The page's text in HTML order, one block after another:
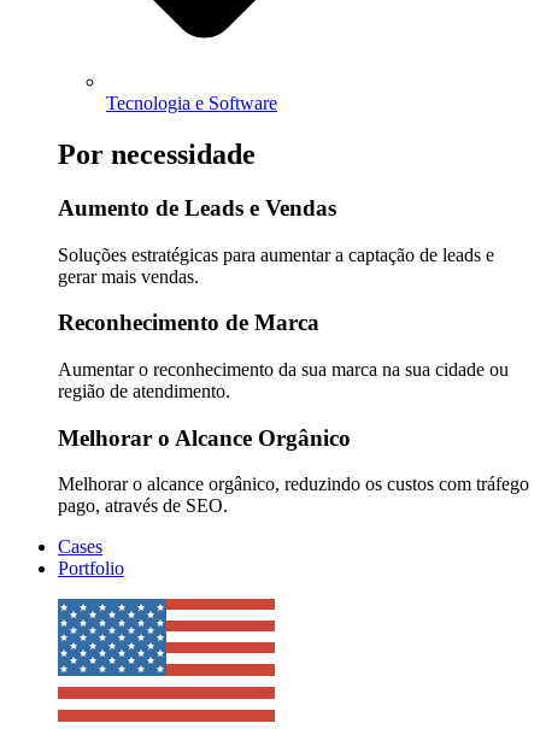
Tecnologia e Software
Por necessidade
Aumento de Leads e Vendas
Soluções estratégicas para aumentar a captação de leads e
gerar mais vendas.
Reconhecimento de Marca
Aumentar o reconhecimento da sua marca na sua cidade ou
região de atendimento.
Melhorar o Alcance Orgânico
Melhorar o alcance orgânico, reduzindo os custos com tráfego
pago, através de SEO.
Cases
Portfolio